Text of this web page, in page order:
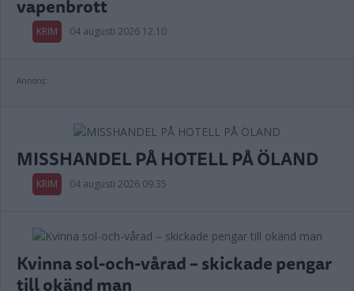
vapenbrott
KRIM 04 augusti 2026 12.10
Annons:
MISSHANDEL PÅ HOTELL PÅ ÖLAND
KRIM 04 augusti 2026 09.35
Kvinna sol-och-vårad – skickade pengar
till okänd man